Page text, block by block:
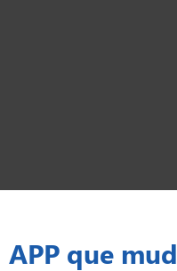
APP que